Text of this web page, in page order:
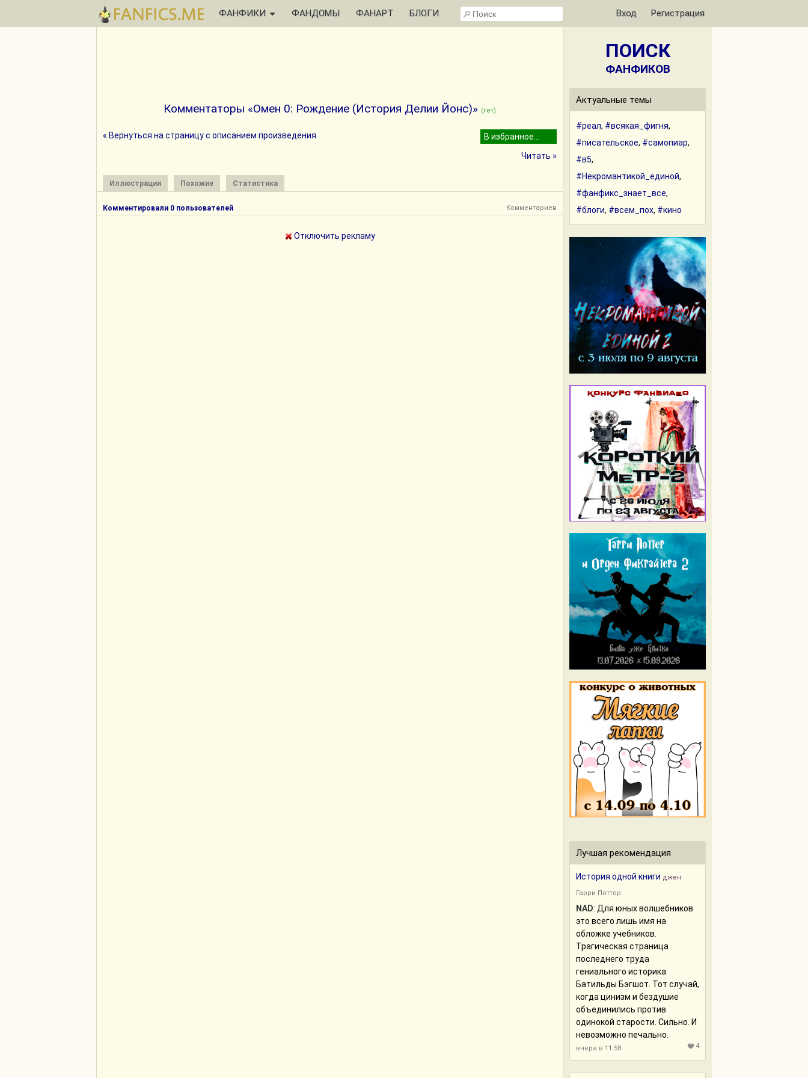
ФАНФИКИ ФАНДОМЫ ФАНАРТ БЛОГИ Вход Регистрация
Комментаторы «Омен 0: Рождение (История Делии Йонс)» (гет)
« Вернуться на страницу с описанием произведения
Читать »
Иллюстрации Похожие Статистика
Комментировали 0 пользователей Комментариев
Отключить рекламу
ПОИСК
ФАНФИКОВ
Актуальные темы
#реал, #всякая_фигня,
#писательское, #самопиар,
#в5,
#Некромантикой_единой,
#фанфикс_знает_все,
#блоги, #всем_пох, #кино
Лучшая рекомендация
История одной книги джен
Гарри Поттер
NAD: Для юных волшебников
это всего лишь имя на
обложке учебников.
Трагическая страница
последнего труда
гениального историка
Батильды Бэгшот. Тот случай,
когда цинизм и бездушие
объединились против
одинокой старости. Сильно. И
невозможно печально.
вчера в 11:58 4